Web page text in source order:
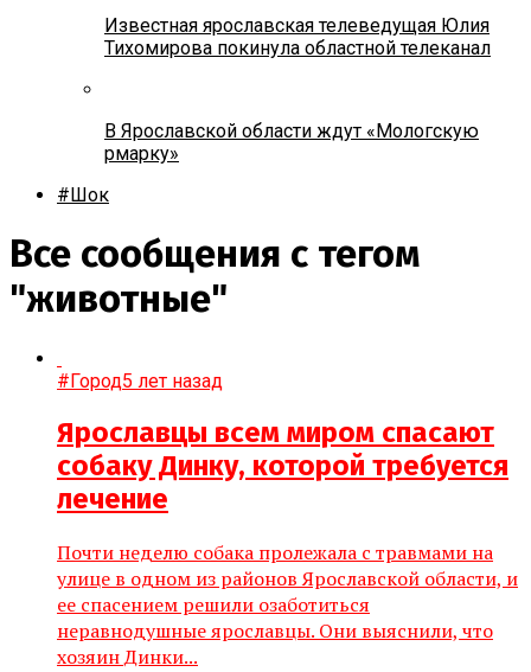
Известная ярославская телеведущая Юлия
Тихомирова покинула областной телеканал
В Ярославской области ждут «Мологскую
рмарку»
#Шок
Все сообщения с тегом
"животные"
#Город5 лет назад
Ярославцы всем миром спасают
собаку Динку, которой требуется
лечение
Почти неделю собака пролежала с травмами на
улице в одном из районов Ярославской области, и
ее спасением решили озаботиться
неравнодушные ярославцы. Они выяснили, что
хозяин Динки...